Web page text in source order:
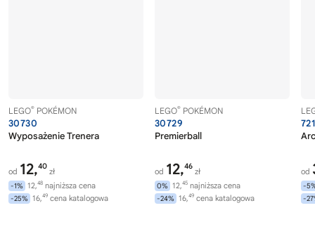
LEGO® POKÉMON
30730
Wyposażenie Trenera
od 12,40
zł
-1% 12,48 najniższa cena
-25% 16,49 cena katalogowa
LEGO® POKÉMON
30729
Premierball
od 12,46
zł
0% 12,45 najniższa cena
-24% 16,49 cena katalogowa
od
-
-